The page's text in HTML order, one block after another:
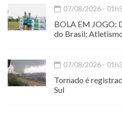
07/08/2026 -
BOLA EM JOGO:
do Brasil;
07/08/2026 -
Tornado é
Sul